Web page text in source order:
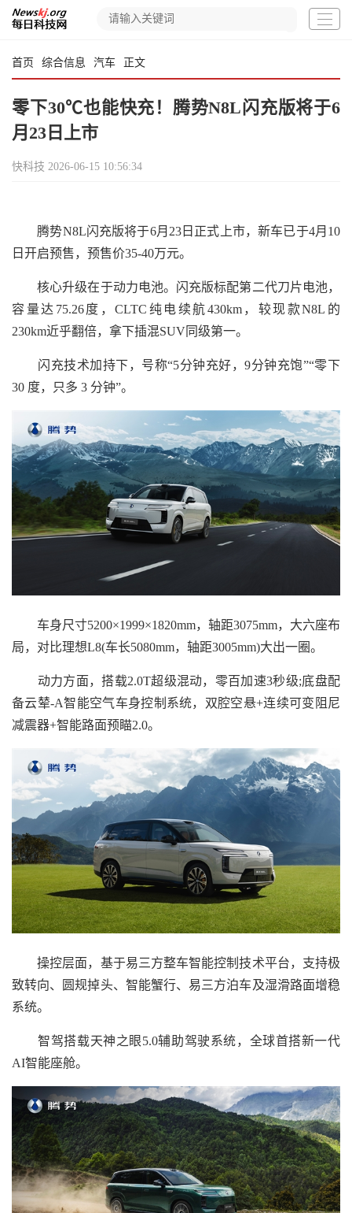
首页 综合信息 汽车 正文
零下30℃也能快充！腾势N8L闪充版将于6
月23日上市
快科技 2026-06-15 10:56:34
腾势N8L闪充版将于6月23日正式上市，新车已于4月10
日开启预售，预售价35-40万元。
核心升级在于动力电池。闪充版标配第二代刀片电池，
容量达75.26度，CLTC纯电续航430km，较现款N8L的
230km近乎翻倍，拿下插混SUV同级第一。
闪充技术加持下，号称“5分钟充好，9分钟充饱”“零下
30 度，只多 3 分钟”。
车身尺寸5200×1999×1820mm，轴距3075mm，大六座布
局，对比理想L8(车长5080mm，轴距3005mm)大出一圈。
动力方面，搭载2.0T超级混动，零百加速3秒级;底盘配
备云辇-A智能空气车身控制系统，双腔空悬+连续可变阻尼
减震器+智能路面预瞄2.0。
操控层面，基于易三方整车智能控制技术平台，支持极
致转向、圆规掉头、智能蟹行、易三方泊车及湿滑路面增稳
系统。
智驾搭载天神之眼5.0辅助驾驶系统，全球首搭新一代
AI智能座舱。